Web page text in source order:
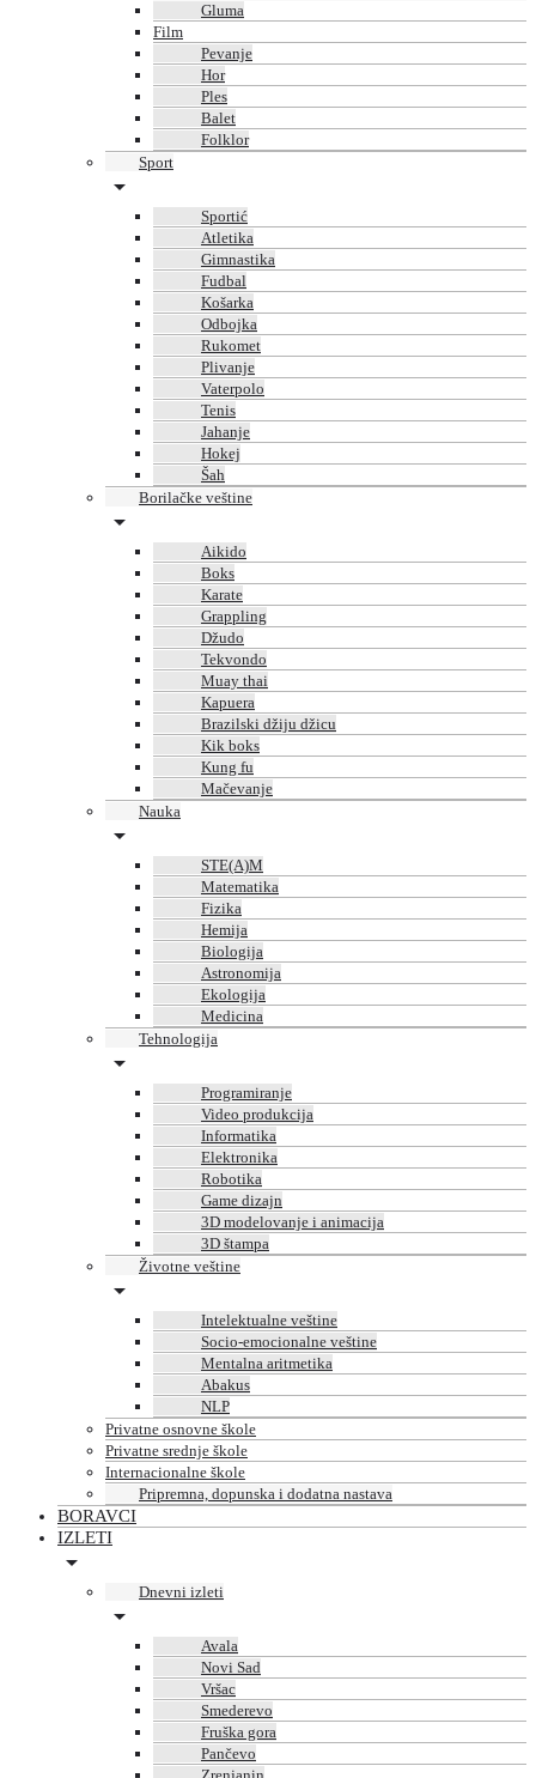
Gluma
Film
Pevanje
Hor
Ples
Balet
Folklor
Sport
Sportić
Atletika
Gimnastika
Fudbal
Košarka
Odbojka
Rukomet
Plivanje
Vaterpolo
Tenis
Jahanje
Hokej
Šah
Borilačke veštine
Aikido
Boks
Karate
Grappling
Džudo
Tekvondo
Muay thai
Kapuera
Brazilski džiju džicu
Kik boks
Kung fu
Mačevanje
Nauka
STE(A)M
Matematika
Fizika
Hemija
Biologija
Astronomija
Ekologija
Medicina
Tehnologija
Programiranje
Video produkcija
Informatika
Elektronika
Robotika
Game dizajn
3D modelovanje i animacija
3D štampa
Životne veštine
Intelektualne veštine
Socio-emocionalne veštine
Mentalna aritmetika
Abakus
NLP
Privatne osnovne škole
Privatne srednje škole
Internacionalne škole
Pripremna, dopunska i dodatna nastava
BORAVCI
IZLETI
Dnevni izleti
Avala
Novi Sad
Vršac
Smederevo
Fruška gora
Pančevo